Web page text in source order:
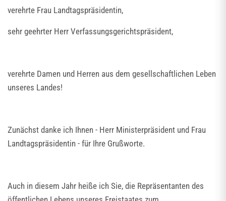
verehrte Frau Landtagspräsidentin,
sehr geehrter Herr Verfassungsgerichtspräsident,
verehrte Damen und Herren aus dem gesellschaftlichen Leben
unseres Landes!
Zunächst danke ich Ihnen - Herr Ministerpräsident und Frau
Landtagspräsidentin - für Ihre Grußworte.
Auch in diesem Jahr heiße ich Sie, die Repräsentanten des